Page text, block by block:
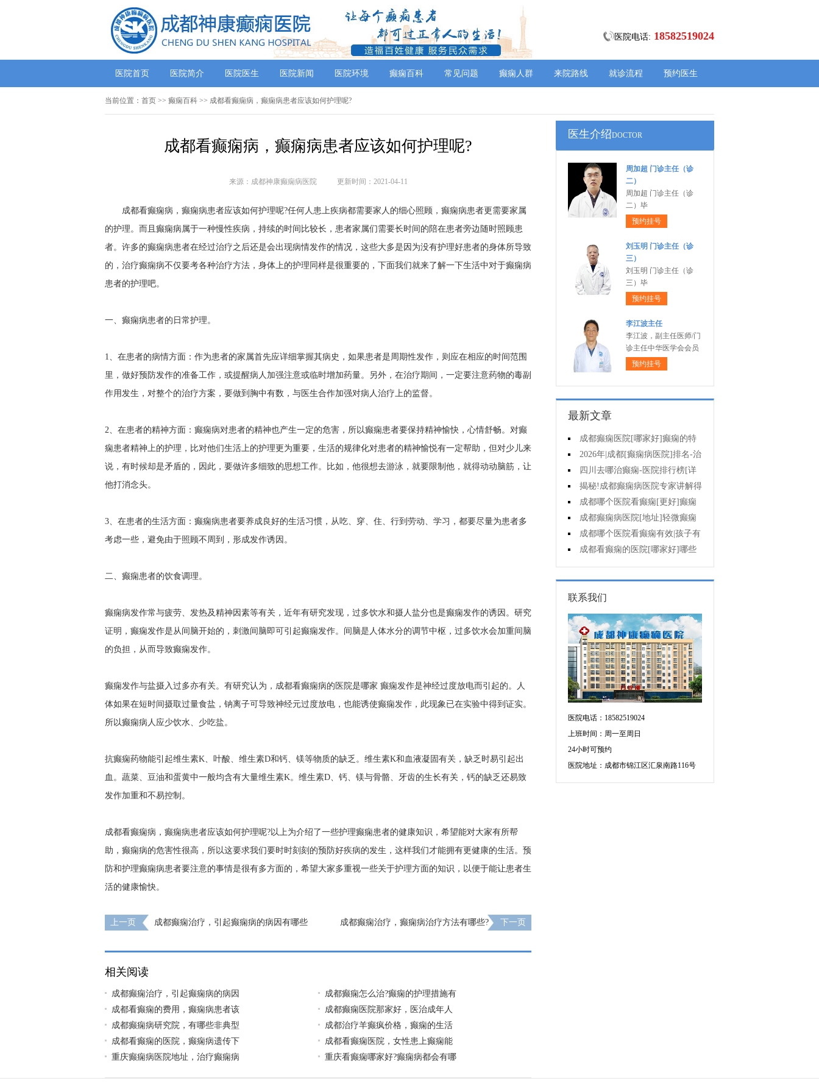
医院电话: 18582519024
医院首页 医院简介 医院医生 医院新闻 医院环境 癫痫百科 常见问题 癫痫人群 来院路线 就诊流程 预约医生
当前位置： 首页 >> 癫痫百科 >> 成都看癫痫病，癫痫病患者应该如何护理呢?
成都看癫痫病，癫痫病患者应该如何护理呢?
来源：成都神康癫痫病医院 更新时间：2021-04-11
成都看癫痫病，癫痫病患者应该如何护理呢?任何人患上疾病都需要家人的细心照顾，癫痫病患者更需要家属
的护理。而且癫痫病属于一种慢性疾病，持续的时间比较长，患者家属们需要长时间的陪在患者旁边随时照顾患
者。许多的癫痫病患者在经过治疗之后还是会出现病情发作的情况，这些大多是因为没有护理好患者的身体所导致
的，治疗癫痫病不仅要考各种治疗方法，身体上的护理同样是很重要的，下面我们就来了解一下生活中对于癫痫病
患者的护理吧。
一、癫痫病患者的日常护理。
1、在患者的病情方面：作为患者的家属首先应详细掌握其病史，如果患者是周期性发作，则应在相应的时间范围
里，做好预防发作的准备工作，或提醒病人加强注意或临时增加药量。另外，在治疗期间，一定要注意药物的毒副
作用发生，对整个的治疗方案，要做到胸中有数，与医生合作加强对病人治疗上的监督。
2、在患者的精神方面：癫痫病对患者的精神也产生一定的危害，所以癫痫患者要保持精神愉快，心情舒畅。对癫
痫患者精神上的护理，比对他们生活上的护理更为重要，生活的规律化对患者的精神愉悦有一定帮助，但对少儿来
说，有时候却是矛盾的，因此，要做许多细致的思想工作。比如，他很想去游泳，就要限制他，就得动动脑筋，让
他打消念头。
3、在患者的生活方面：癫痫病患者要养成良好的生活习惯，从吃、穿、住、行到劳动、学习，都要尽量为患者多
考虑一些，避免由于照顾不周到，形成发作诱因。
二、癫痫患者的饮食调理。
癫痫病发作常与疲劳、发热及精神因素等有关，近年有研究发现，过多饮水和摄人盐分也是癫痫发作的诱因。研究
证明，癫痫发作是从间脑开始的，刺激间脑即可引起癫痫发作。间脑是人体水分的调节中枢，过多饮水会加重间脑
的负担，从而导致癫痫发作。
癫痫发作与盐摄入过多亦有关。有研究认为， 成都看癫痫病的医院是哪家 癫痫发作是神经过度放电而引起的。人
体如果在短时间摄取过量食盐，钠离子可导致神经元过度放电，也能诱使癫痫发作，此现象已在实验中得到证实。
所以癫痫病人应少饮水、少吃盐。
抗癫痫药物能引起维生素K、叶酸、维生素D和钙、镁等物质的缺乏。维生素K和血液凝固有关，缺乏时易引起出
血。蔬菜、豆油和蛋黄中一般均含有大量维生素K。维生素D、钙、镁与骨骼、牙齿的生长有关，钙的缺乏还易致
发作加重和不易控制。
成都看癫痫病，癫痫病患者应该如何护理呢?以上为介绍了一些护理癫痫患者的健康知识，希望能对大家有所帮
助，癫痫病的危害性很高，所以这要求我们要时时刻刻的预防好疾病的发生，这样我们才能拥有更健康的生活。预
防和护理癫痫病患者要注意的事情是很有多方面的，希望大家多重视一些关于护理方面的知识，以便于能让患者生
活的健康愉快。
上一页
成都癫痫治疗，引起癫痫病的病因有哪些
成都癫痫治疗，癫痫病治疗方法有哪些? 下一页
相关阅读
成都癫痫治疗，引起癫痫病的病因
成都癫痫怎么治?癫痫的护理措施有
成都看癫痫的费用，癫痫病患者该
成都癫痫医院那家好，医治成年人
成都癫痫病研究院，有哪些非典型
成都治疗羊癫疯价格，癫痫的生活
成都看癫痫的医院，癫痫病遗传下
成都看癫痫医院，女性患上癫痫能
重庆癫痫病医院地址，治疗癫痫病
重庆看癫痫哪家好?癫痫病都会有哪
医生介绍DOCTOR
周加超 门诊主任（诊
二）
周加超 门诊主任（诊
二）毕
预约挂号
刘玉明 门诊主任（诊
三）
刘玉明 门诊主任（诊
三）毕
预约挂号
李江波主任
李江波，副主任医师/门
诊主任中华医学会会员
预约挂号
最新文章
成都癫痫医院[哪家好]癫痫的特
征是什么?
2026年|成都[癫痫病医院]排名-治
疗儿童癫痫好?
四川去哪治癫痫-医院排行榜[详
细排名]小儿癫痫如何治疗?
揭秘!成都癫痫病医院专家讲解得
癫痫治疗要多少钱?
成都哪个医院看癫痫[更好]癫痫
病人容易有什么心理?
成都癫痫病医院[地址]轻微癫痫
有治疗的必要吗?
成都哪个医院看癫痫有效|孩子有
癫痫用什么方法治比较好?
成都看癫痫的医院[哪家好]哪些
原因会引发癫痫呢?
联系我们
医院电话：18582519024
上班时间：周一至周日
24小时可预约
医院地址：成都市锦江区汇泉南路116号